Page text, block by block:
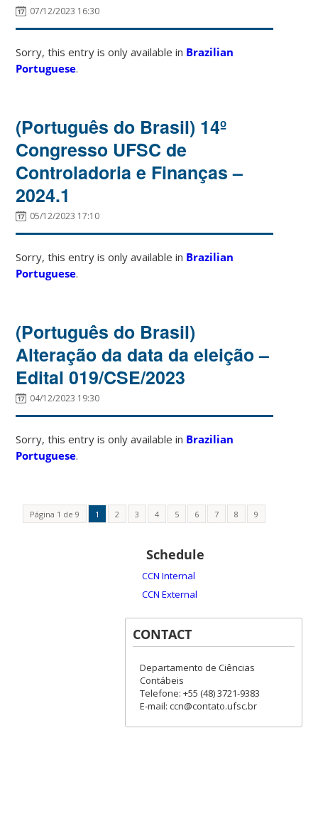
07/12/2023 16:30
Sorry, this entry is only available in Brazilian
Portuguese.
(Português do Brasil) 14º
Congresso UFSC de
Controladoria e Finanças –
2024.1
05/12/2023 17:10
Sorry, this entry is only available in Brazilian
Portuguese.
(Português do Brasil)
Alteração da data da eleição –
Edital 019/CSE/2023
04/12/2023 19:30
Sorry, this entry is only available in Brazilian
Portuguese.
Página 1 de 9 1 2 3 4 5 6 7 8 9
Schedule
CCN Internal
CCN External
CONTACT
Departamento de Ciências
Contábeis
Telefone: +55 (48) 3721-9383
E-mail: ccn@contato.ufsc.br